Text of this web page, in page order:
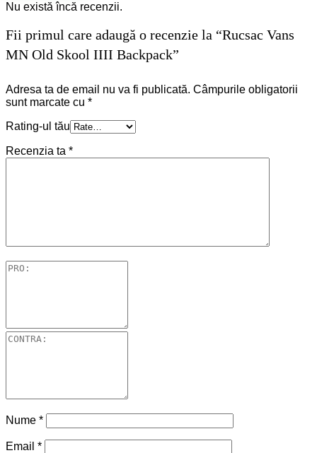
Nu există încă recenzii.
Fii primul care adaugă o recenzie la “Rucsac Vans
MN Old Skool IIII Backpack”
Adresa ta de email nu va fi publicată. Câmpurile obligatorii
sunt marcate cu *
Rating-ul tău
Recenzia ta *
Nume *
Email *